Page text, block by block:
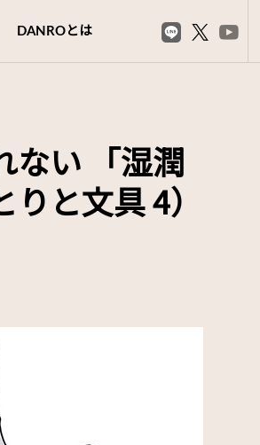
DANROとは
ない 「湿潤
と文具 4）